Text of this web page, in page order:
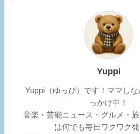
Yuppi
Yuppi（ゆっぴ）です！ママし
っかけ中！
音楽・芸能ニュース・グルメ・
は何でも毎日ワクワク